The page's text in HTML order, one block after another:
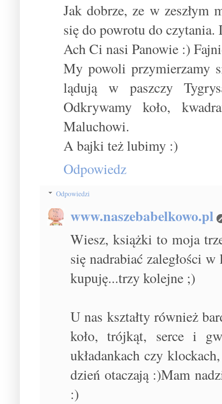
Jak dobrze, ze w zeszłym
się do powrotu do
Ach Ci nasi Panowie :)
My powoli przymierzamy
lądują w paszczy
Odkrywamy koło,
Maluchowi.
A bajki też lubimy :)
Odpowiedz
Odpowiedzi
www.naszebabelkowo.pl
Wiesz, książki to moja
się nadrabiać zaległości
kupuję...trzy kolejne ;)
U nas kształty również
koło, trójkąt, serce i
układankach czy
dzień otaczają :)Mam
:)